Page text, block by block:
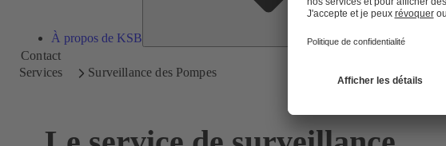
À propos de KSB
Contact
Services
Surveillance des Pompes